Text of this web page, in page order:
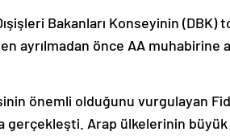
Bakanları Konseyinin (DBK)
ayrılmadan önce AA muhabirine
önemli olduğunu vurgulayan
gerçekleşti. Arap ülkelerinin